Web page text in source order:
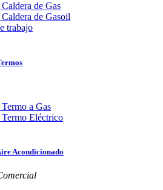
de Gas
de Gasoil
trabajo
a Gas
Termo Eléctrico
Acondicionado